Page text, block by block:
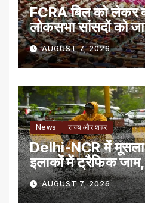
FCRA बिल को लेकर
लोकसभा सांसदों को
AUGUST 7, 2026
News राज्य और शहर
Delhi-NCR में
इलाकों में ट्रैफिक
AUGUST 7, 2026